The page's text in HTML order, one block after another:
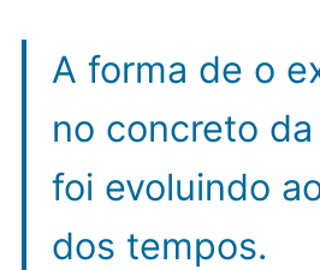
A forma de o
no concreto da
foi evoluindo
dos tempos.